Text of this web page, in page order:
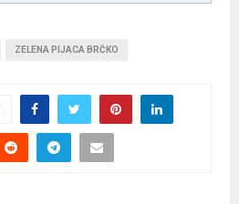
ZELENA PIJACA BRČKO